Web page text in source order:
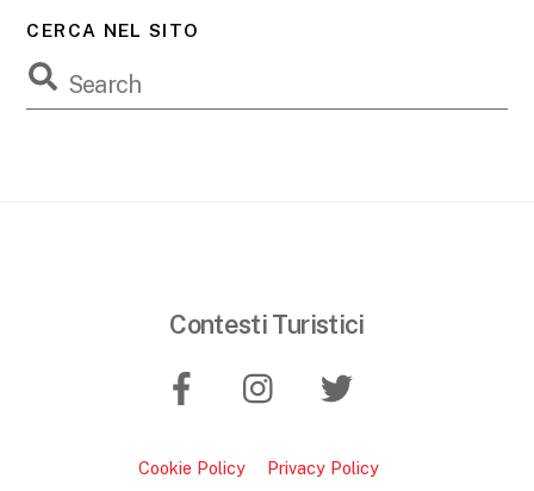
CERCA NEL SITO
Contesti Turistici
Cookie Policy Privacy Policy